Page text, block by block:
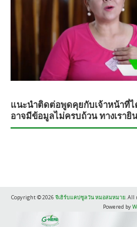
แนะนำติดต่อพูดคุยกับเจ้าหน้าที่ไ
อาจมีข้อมูลไม่ครบถ้วน ทางเรา
Copyright © 2026 จีเฮิร์บแคปซูลวัน หมอสมหมาย. All
Powered by